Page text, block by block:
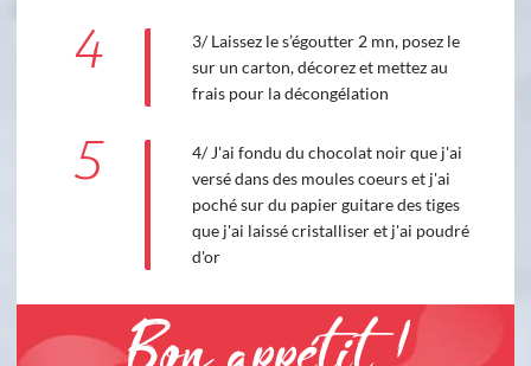
4
3/ Laissez le s’égoutter 2 mn, posez le
sur un carton, décorez et mettez au
frais pour la décongélation
5
4/ J'ai fondu du chocolat noir que j'ai
versé dans des moules coeurs et j'ai
poché sur du papier guitare des tiges
que j'ai laissé cristalliser et j'ai poudré
d'or